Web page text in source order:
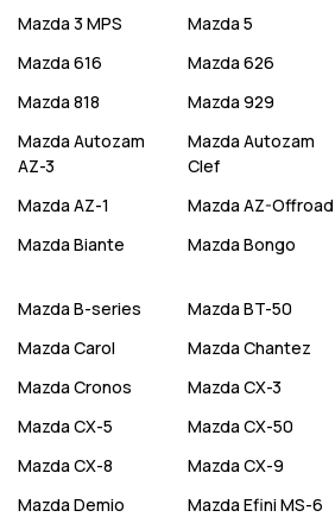
Mazda 3 MPS Mazda 5
Mazda 616 Mazda 626
Mazda 818 Mazda 929
Mazda Autozam
AZ-3
Mazda Autozam
Clef
Mazda AZ-1 Mazda AZ-Offroad
Mazda Biante Mazda Bongo
Mazda B-series Mazda BT-50
Mazda Carol Mazda Chantez
Mazda Cronos Mazda CX-3
Mazda CX-5 Mazda CX-50
Mazda CX-8 Mazda CX-9
Mazda Demio Mazda Efini MS-6